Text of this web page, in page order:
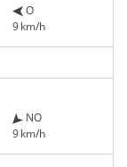
O
9 km/h
NO
9 km/h